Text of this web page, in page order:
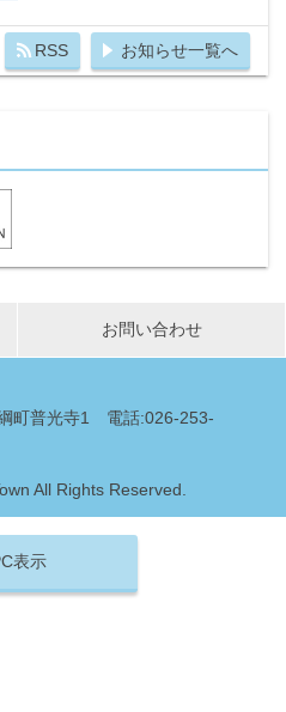
RSS お知らせ一覧へ
お問い合わせ
町普光寺1 電話:026-253-
All Rights Reserved.
表示